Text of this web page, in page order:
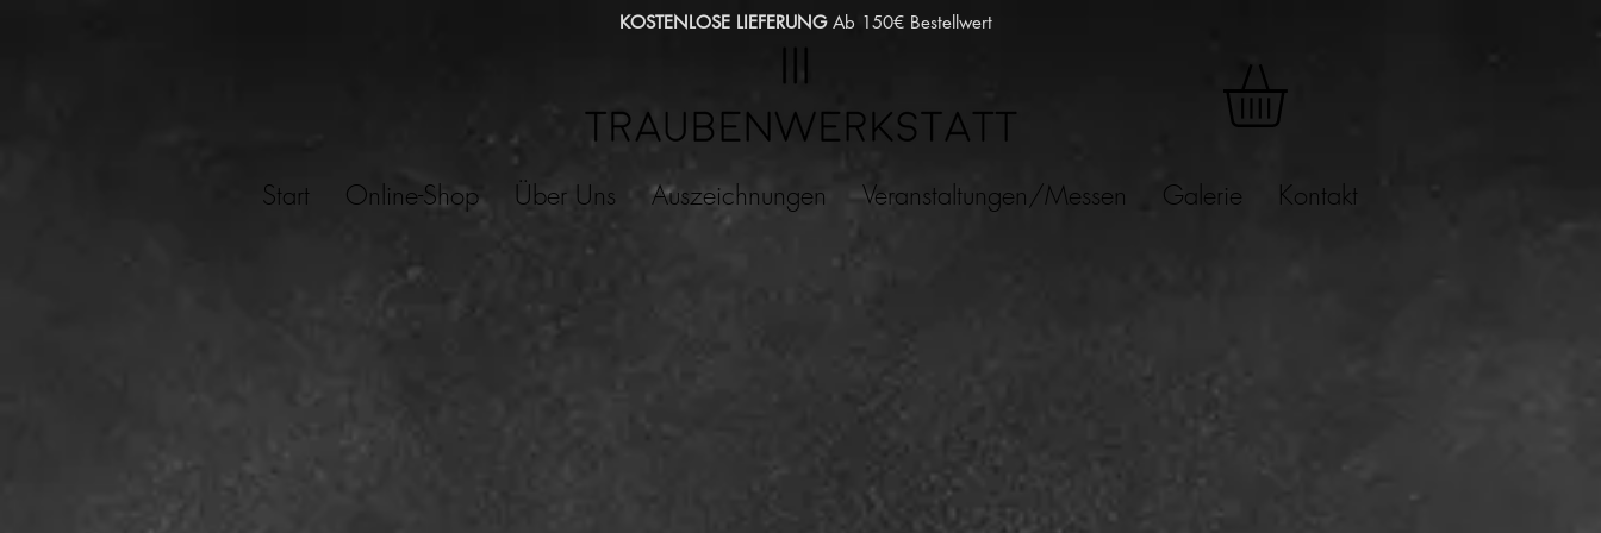
KOSTENLOSE LIEFERUNGAb 150€ Bestellwert
Start Online-Shop Über Uns Auszeichnungen Veranstaltungen/Messen Galerie Kontakt